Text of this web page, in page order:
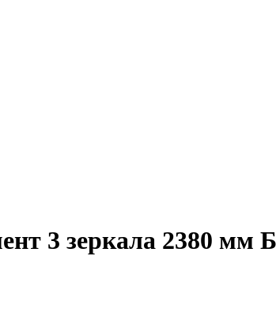
3 зеркала 2380 мм